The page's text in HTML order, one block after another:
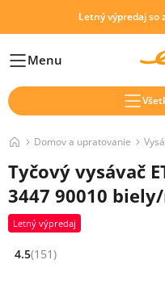
Letný výpredaj so
HlavníMenu
Domov a upratovanie
Tyčový vysávač
3447 90010
Letný výpredaj
Hodnocení: 4.5 z 5 (151
4.5(151)